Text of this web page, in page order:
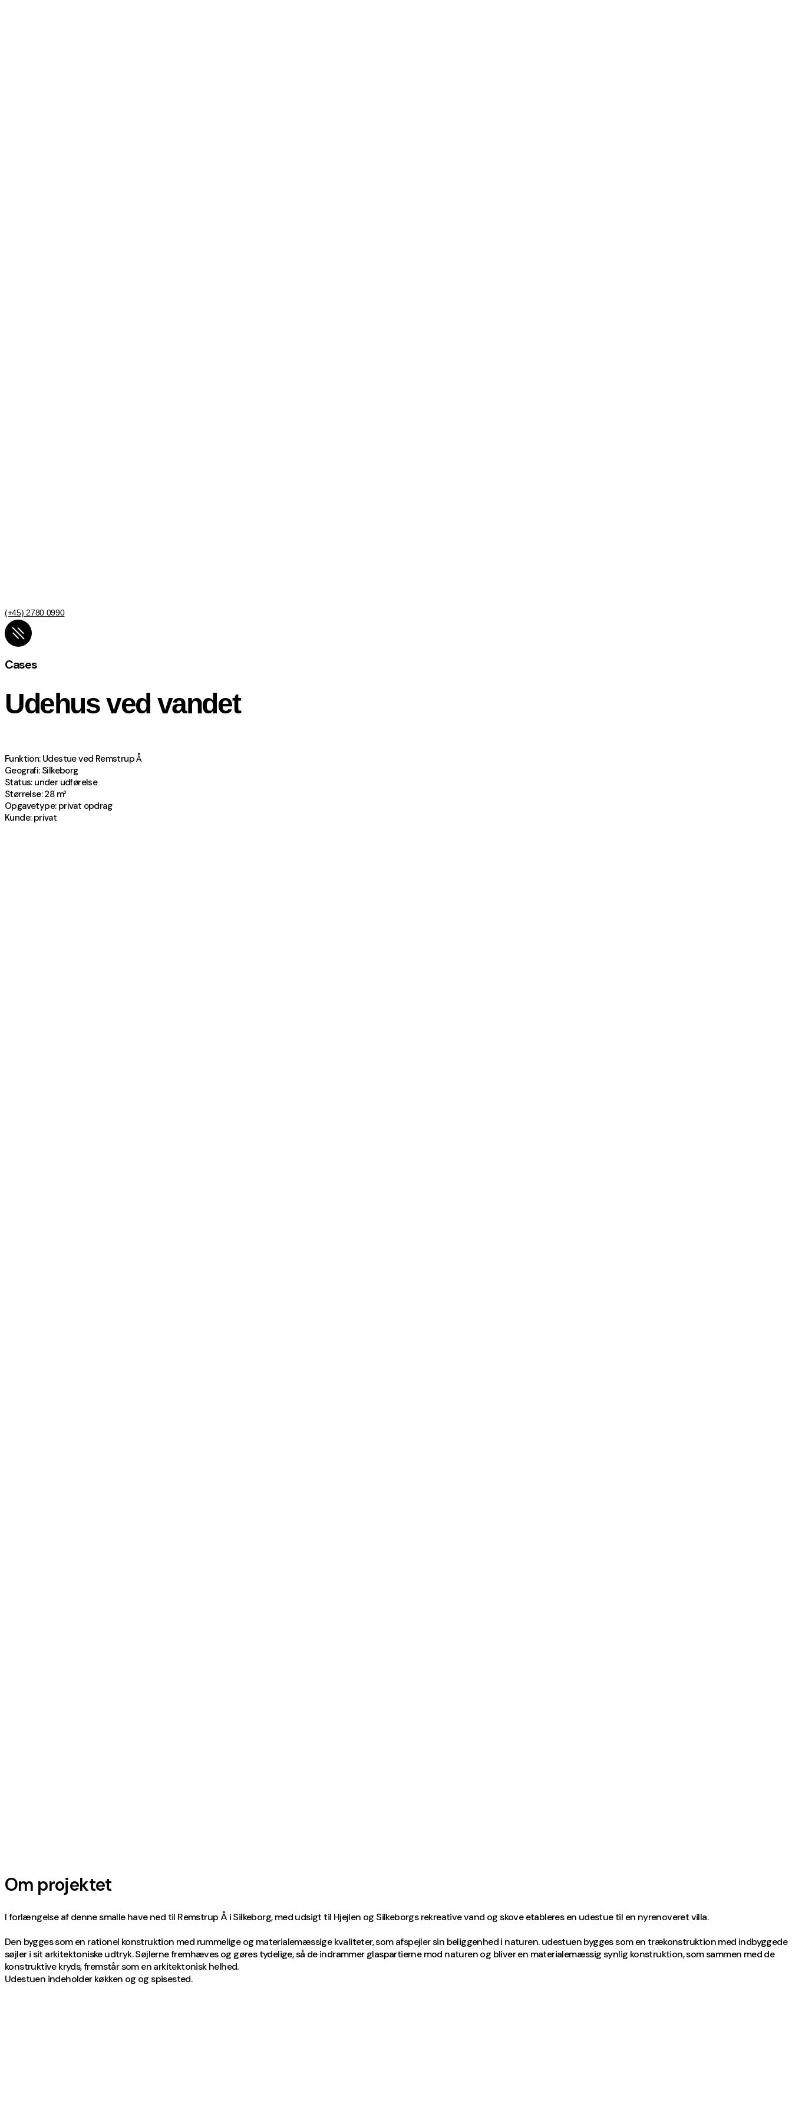
(+45) 2780 0990
Cases
Udehus ved vandet
Funktion: Udestue ved Remstrup Å
Geografi: Silkeborg
Status: under udførelse
Størrelse: 28 m²
Opgavetype: privat opdrag
Kunde: privat
Om projektet
I forlængelse af denne smalle have ned til Remstrup Å i Silkeborg, med udsigt til Hjejlen og Silkeborgs rekreative vand og skove etableres en udestue til en nyrenoveret villa.
Den bygges som en rationel konstruktion med rummelige og materialemæssige kvaliteter, som afspejler sin beliggenhed i naturen. udestuen bygges som en trækonstruktion med indbyggede
søjler i sit arkitektoniske udtryk. Søjlerne fremhæves og gøres tydelige, så de indrammer glaspartierne mod naturen og bliver en materialemæssig synlig konstruktion, som sammen med de
konstruktive kryds, fremstår som en arkitektonisk helhed.
Udestuen indeholder køkken og og spisested.